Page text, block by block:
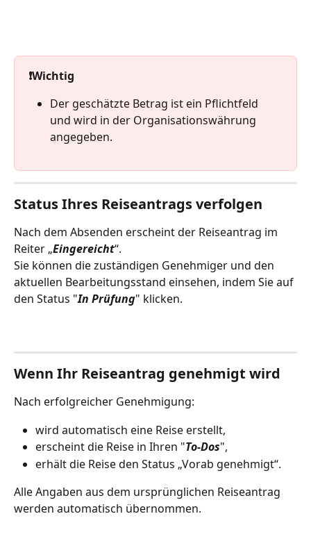
❗️Wichtig
Der geschätzte Betrag ist ein Pflichtfeld
und wird in der Organisationswährung
angegeben.
Status Ihres Reiseantrags verfolgen
Nach dem Absenden erscheint der Reiseantrag im
Reiter „Eingereicht“.
Sie können die zuständigen Genehmiger und den
aktuellen Bearbeitungsstand einsehen, indem Sie auf
den Status "In Prüfung" klicken.
Wenn Ihr Reiseantrag genehmigt wird
Nach erfolgreicher Genehmigung:
wird automatisch eine Reise erstellt,
erscheint die Reise in Ihren "To-Dos",
erhält die Reise den Status „Vorab genehmigt“.
Alle Angaben aus dem ursprünglichen Reiseantrag
werden automatisch übernommen.